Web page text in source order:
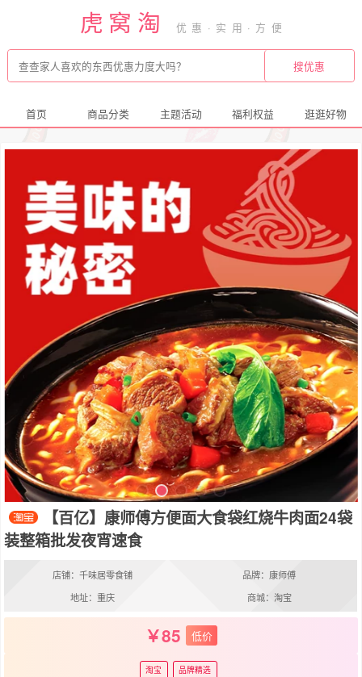
虎窝淘
首页 商品分类 主题活动 福利权益 逛逛好物
【百亿】康师傅方便面大食袋红烧牛肉面24袋
装整箱批发夜宵速食
店铺：千味居零食铺
品牌：康师傅
地址：重庆
商城：淘宝
85 低价
淘宝 品牌精选